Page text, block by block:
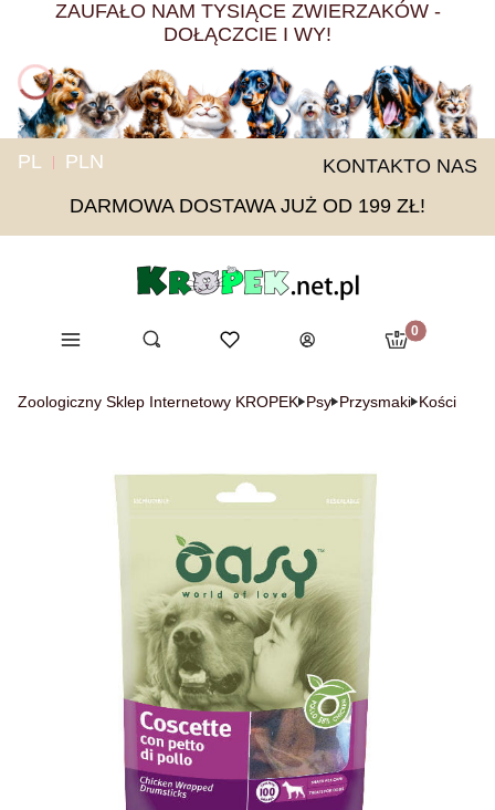
ZAUFAŁO NAM TYSIĄCE ZWIERZAKÓW -
DOŁĄCZCIE I WY!
PL PLN KONTAKTO NAS
DARMOWA DOSTAWA JUŻ OD 199 ZŁ!
Menu Otwórz wyszukiwarkę
Szukaj Ulubione
Zaloguj się
Produkty w
Koszyk
Zoologiczny Sklep Internetowy KROPEK Psy Przysmaki Kości